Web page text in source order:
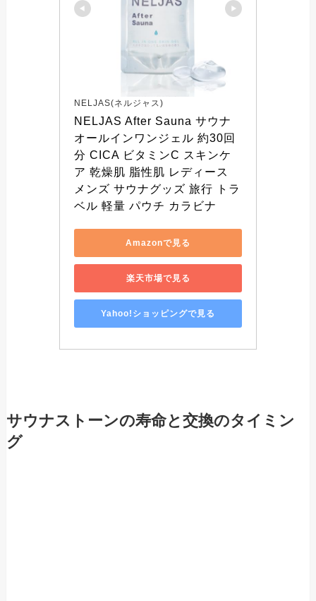
NELJAS(ネルジャス)
NELJAS After Sauna サウナ
オールインワンジェル 約30回
分 CICA ビタミンC スキンケ
ア 乾燥肌 脂性肌 レディース
メンズ サウナグッズ 旅行 トラ
ベル 軽量 パウチ カラビナ
Amazonで見る
楽天市場で見る
Yahoo!ショッピングで見る
サウナストーンの寿命と交換のタイミン
グ